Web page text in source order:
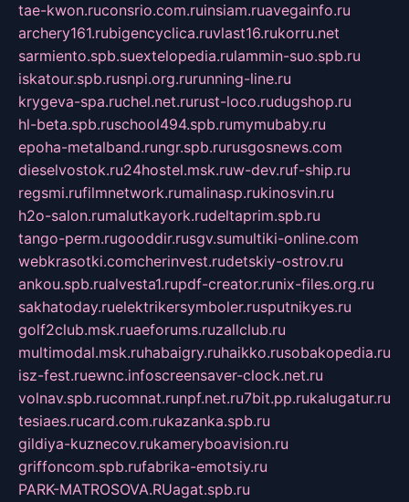
tae-kwon.ruconsrio.com.ruinsiam.ruavegainfo.ru
archery161.rubigencyclica.ruvlast16.rukorru.net
sarmiento.spb.suextelopedia.rulammin-suo.spb.ru
iskatour.spb.rusnpi.org.rurunning-line.ru
krygeva-spa.ruchel.net.rurust-loco.rudugshop.ru
hl-beta.spb.ruschool494.spb.rumymubaby.ru
epoha-metalband.rungr.spb.rurusgosnews.com
dieselvostok.ru24hostel.msk.ruw-dev.ruf-ship.ru
regsmi.rufilmnetwork.rumalinasp.rukinosvin.ru
h2o-salon.rumalutkayork.rudeltaprim.spb.ru
tango-perm.rugooddir.rusgv.sumultiki-online.com
webkrasotki.comcherinvest.rudetskiy-ostrov.ru
ankou.spb.rualvesta1.rupdf-creator.runix-files.org.ru
sakhatoday.ruelektrikersymboler.rusputnikyes.ru
golf2club.msk.ruaeforums.ruzallclub.ru
multimodal.msk.ruhabaigry.ruhaikko.rusobakopedia.ru
isz-fest.ruewnc.infoscreensaver-clock.net.ru
volnav.spb.rucomnat.runpf.net.ru7bit.pp.rukalugatur.ru
tesiaes.rucard.com.rukazanka.spb.ru
gildiya-kuznecov.rukameryboavision.ru
griffoncom.spb.rufabrika-emotsiy.ru
PARK-MATROSOVA.RUagat.spb.ru